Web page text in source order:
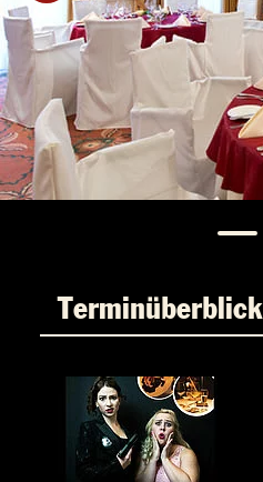
Terminüberblick